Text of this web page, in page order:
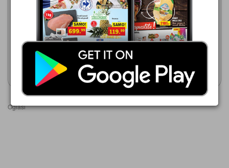
Mega Maxi
23.07.-30.09.2026
1.299,00 din
Električna pumpa, 220-240V
Prikaži katalog
Mega Maxi
23.07.-30.09.2026
1.999,00 din
Filter pumpa
Prikaži katalog
Oglasi